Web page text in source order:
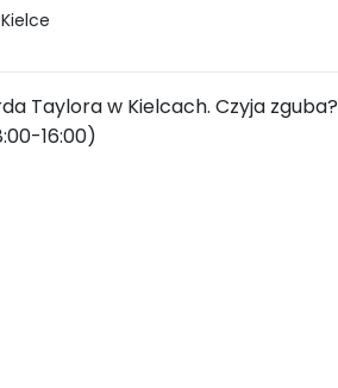
Kielce
Taylora w Kielcach. Czyja zguba?
16:00)